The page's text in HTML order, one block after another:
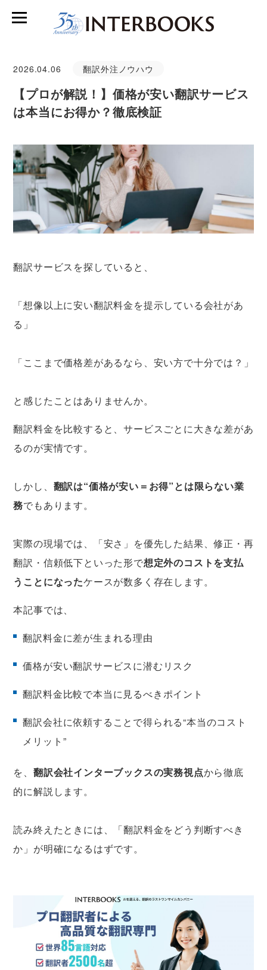
2026.04.06 翻訳外注ノウハウ
【プロが解説！】価格が安い翻訳サービス
は本当にお得か？徹底検証
翻訳サービスを探していると、
「想像以上に安い翻訳料金を提示している会社があ
る」
「ここまで価格差があるなら、安い方で十分では？」
と感じたことはありませんか。
翻訳料金を比較すると、サービスごとに大きな差があ
るのが実情です。
しかし、 翻訳は“価格が安い＝お得”とは限らない業
務でもあります。
実際の現場では、「安さ」を優先した結果、修正・再
翻訳・信頼低下といった形で想定外のコストを支払
うことになったケースが数多く存在します。
本記事では、
翻訳料金に差が生まれる理由
価格が安い翻訳サービスに潜むリスク
翻訳料金比較で本当に見るべきポイント
翻訳会社に依頼することで得られる“本当のコスト
メリット”
を、翻訳会社インターブックスの実務視点から徹底
的に解説します。
読み終えたときには、「翻訳料金をどう判断すべき
か」が明確になるはずです。